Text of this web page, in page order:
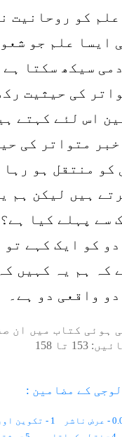
کو روحانیت
ایسا علم جو
سیکھ سکتا ہے
کی حیثیت
اس لئے کہتے
متواتر کی
کو منتقل ہو رہا
ہیں لیکن ہم
سے پہلے کیا
کو ایک کہے
کہ ہم یہ کہیں
واقعی دو ہے۔
ہوئی کتاب میں ان
153 تا 158
کے مضامین :
ناشر 1 - تکوین اور ارشاد